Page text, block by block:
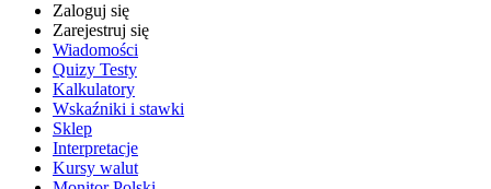
Zaloguj się
Zarejestruj się
Wiadomości
Quizy Testy
Kalkulatory
Wskaźniki i stawki
Sklep
Interpretacje
Kursy walut